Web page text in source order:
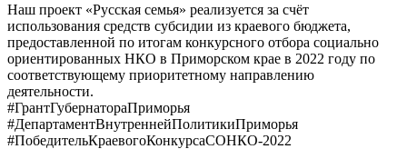
Наш проект «Русская семья» реализуется за счёт
использования средств субсидии из краевого бюджета,
предоставленной по итогам конкурсного отбора социально
ориентированных НКО в Приморском крае в 2022 году по
соответствующему приоритетному направлению
деятельности.
#ГрантГубернатораПриморья
#ДепартаментВнутреннейПолитикиПриморья
#ПобедительКраевогоКонкурсаСОНКО-2022